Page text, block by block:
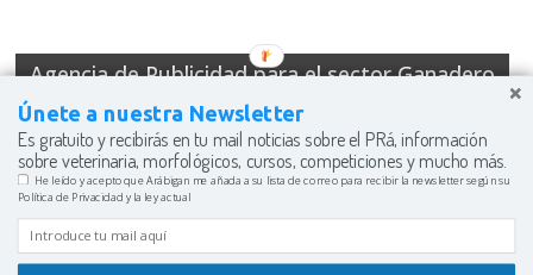
Agencia de Publicidad para el sector Ganadero
Copyright © 2026Arábigan: La Web del Caballo Árabe. Funciona
Únete a nuestra Newsletter
Es gratuito y recibirás en tu mail noticias sobre el PRá, información
sobre veterinaria, morfológicos, cursos, competiciones y mucho más.
He leído y acepto que Arábigan me añada a su lista de correo para recibir la newsletter según su
Política de Privacidad y la ley actual